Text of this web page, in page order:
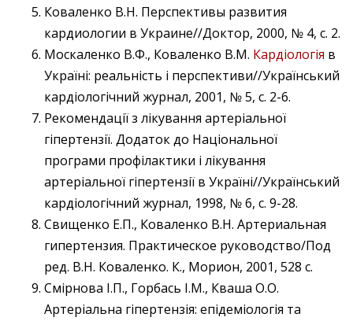
Коваленко В.Н. Перспективы развития
кардиологии в Украине//Доктор, 2000, № 4, с. 2.
Москаленко В.Ф., Коваленко В.М. Кардіологія в
Україні: реальність і перспективи//Український
кардіологічний журнал, 2001, № 5, с. 2-6.
Рекомендації з лікування артеріальної
гіпертензії. Додаток до Національної
програми профілактики і лікування
артеріальної гіпертензії в Україні//Український
кардіологічний журнал, 1998, № 6, с. 9-28.
Свищенко Е.П., Коваленко В.Н. Артериальная
гипертензия. Практическое руководство/Под
ред. В.Н. Коваленко. К., Морион, 2001, 528 с.
Смірнова І.П., Горбась І.М., Кваша О.О.
Артеріальна гіпертензія: епідеміологія та